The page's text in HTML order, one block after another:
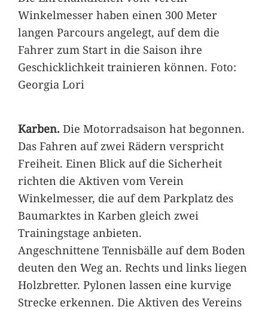
Winkelmesser haben einen 300 Meter
langen Parcours angelegt, auf dem die
Fahrer zum Start in die Saison ihre
Geschicklichkeit trainieren können. Foto:
Georgia Lori
Karben.Die Motorradsaison hat begonnen.
Das Fahren auf zwei Rädern verspricht
Freiheit. Einen Blick auf die Sicherheit
richten die Aktiven vom Verein
Winkelmesser, die auf dem Parkplatz des
Baumarktes in Karben gleich zwei
Trainingstage anbieten.
Angeschnittene Tennisbälle auf dem Boden
deuten den Weg an. Rechts und links liegen
Holzbretter. Pylonen lassen eine kurvige
Strecke erkennen. Die Aktiven des Vereins